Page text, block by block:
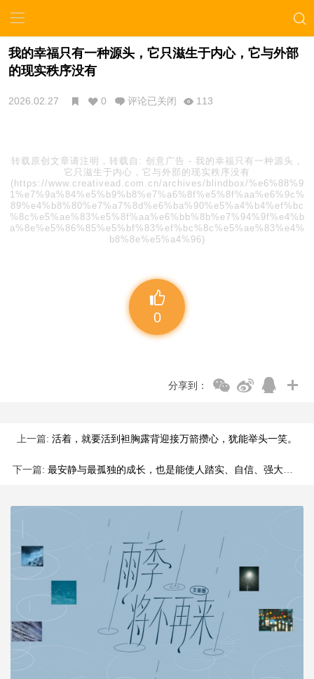
我的幸福只有一种源头，它只滋生于内心，它与外部
的现实秩序没有
2026.02.27 0 评论已关闭 113
转载原创文章请注明，转载自: 创意广告 - 我的幸福只有一种源头，
它只滋生于内心，它与外部的现实秩序没有
(https://www.creativead.com.cn/archives/blindbox/%e6%88%9
1%e7%9a%84%e5%b9%b8%e7%a6%8f%e5%8f%aa%e6%9c%
89%e4%b8%80%e7%a7%8d%e6%ba%90%e5%a4%b4%ef%bc
%8c%e5%ae%83%e5%8f%aa%e6%bb%8b%e7%94%9f%e4%b
a%8e%e5%86%85%e5%bf%83%ef%bc%8c%e5%ae%83%e4%
b8%8e%e5%a4%96)
0
分享到：
上一篇: 活着，就要活到袒胸露背迎接万箭攒心，犹能举头一笑。
下一篇: 最安静与最孤独的成长，也是能使人踏实、自信、强大、善良的。